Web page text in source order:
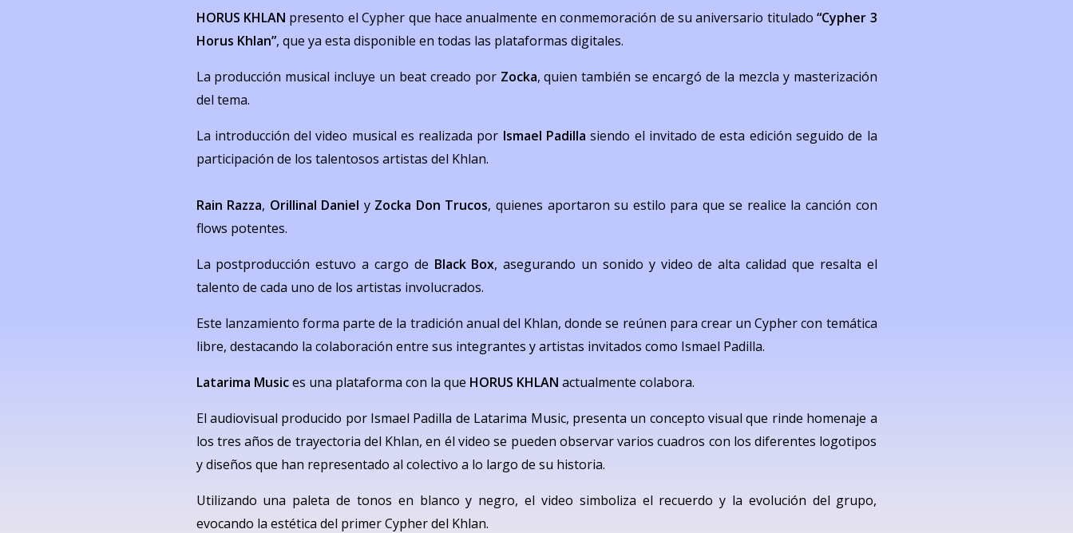
HORUS KHLAN presento el Cypher que hace anualmente en conmemoración de su aniversario titulado“Cypher 3
Horus Khlan”, que ya esta disponible en todas las plataformas digitales.
La producción musical incluye un beat creado por Zocka, quien también se encargó de la mezcla y masterización
del tema.
La introducción del video musical es realizada por Ismael Padillasiendo el invitado de esta edición seguido de la
participación de los talentosos artistas del Khlan.
Rain Razza, Orillinal Daniel y Zocka Don Trucos, quienes aportaron su estilo para que se realice la canción con
flows potentes.
La postproducción estuvo a cargo de Black Box, asegurando un sonido y video de alta calidad que resalta el
talento de cada uno de los artistas involucrados.
Este lanzamiento forma parte de la tradición anual del Khlan, donde se reúnen para crear un Cypher con temática
libre, destacando la colaboración entre sus integrantes y artistas invitados como Ismael Padilla.
Latarima Musices una plataforma con la que HORUS KHLAN actualmente colabora.
El audiovisual producido por Ismael Padilla de Latarima Music, presenta un concepto visual que rinde homenaje a
los tres años de trayectoria del Khlan, en él video se pueden observar varios cuadros con los diferentes logotipos
y diseños que han representado al colectivo a lo largo de su historia.
Utilizando una paleta de tonos en blanco y negro, el video simboliza el recuerdo y la evolución del grupo,
evocando la estética del primer Cypher del Khlan.